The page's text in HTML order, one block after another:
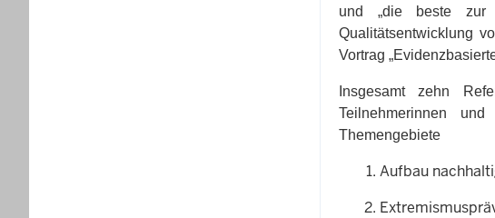
und „die beste zur
Qualitätsentwicklung
Vortrag
Insgesamt zehn
Teilnehmerinnen
Themengebiete
Aufbau